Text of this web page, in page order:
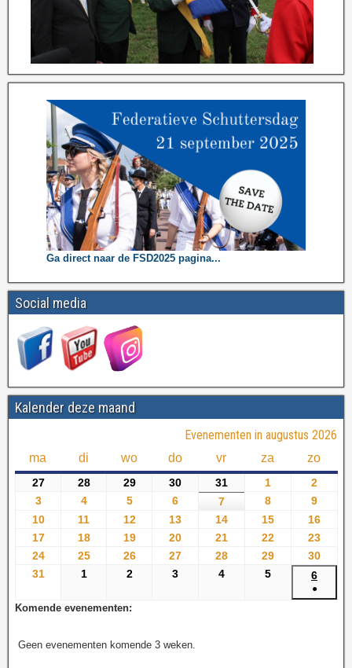
Ga direct naar de FSD2025 pagina...
Social media
Kalender deze maand
Evenementen in augustus 2026
ma di wo do vr za zo
27 28 29 30 31 1
2
3
4 5 6 7 8
9
10
11 12 13 14 15
16
17
18 19 20 21 22
23
24
25 26 27 28 29
30
31
1 2 3 4 5 6
●
Komende evenementen:
Geen evenementen komende 3 weken.